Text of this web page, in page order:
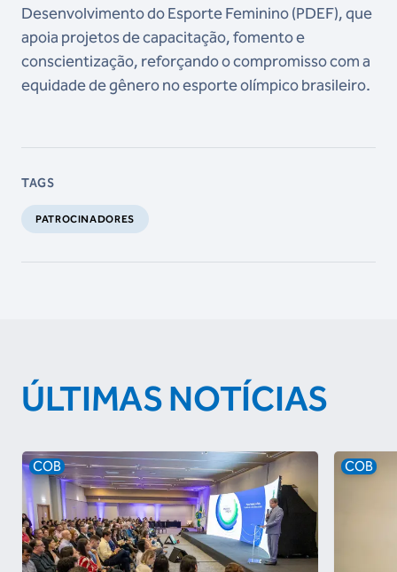
Desenvolvimento do Esporte Feminino (PDEF), que
apoia projetos de capacitação, fomento e
conscientização, reforçando o compromisso com a
equidade de gênero no esporte olímpico brasileiro.
TAGS
PATROCINADORES
ÚLTIMAS NOTÍCIAS
COB COB